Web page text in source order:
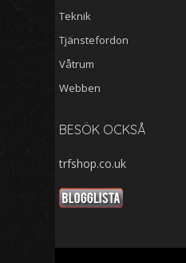
Teknik
Tjänstefordon
Våtrum
Webben
BESÖK OCKSÅ
trfshop.co.uk